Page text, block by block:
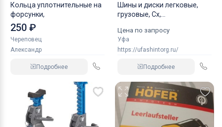
Кольца уплотнительные на
форсунки,
250 ₽
Череповец
Александр
Подробнее
Шины и диски легковые,
грузовые, Сх,
Цена по запросу
Уфа
https://ufashintorg.ru/
Подробнее